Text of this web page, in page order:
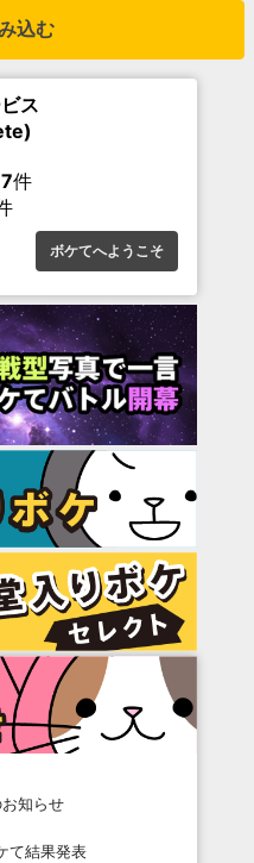
込む
ス
件
ボケてへようこそ
知らせ
て結果発表